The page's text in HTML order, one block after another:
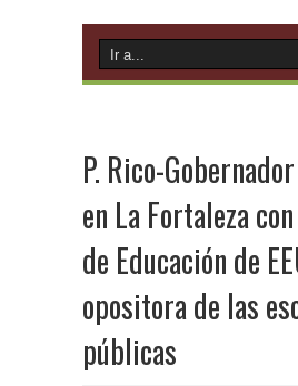
P. Rico-
en La Fortaleza
de Educación de
opositora de las
públicas